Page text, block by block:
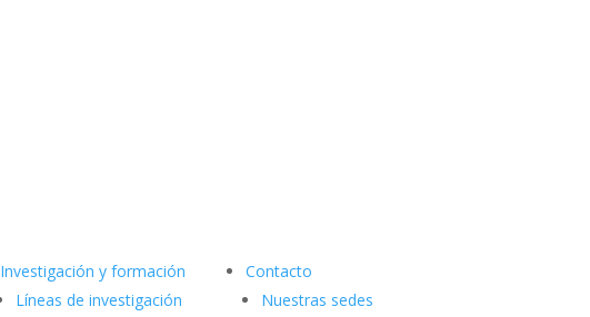
Investigación y formación
Líneas de investigación
Contacto
Nuestras sedes